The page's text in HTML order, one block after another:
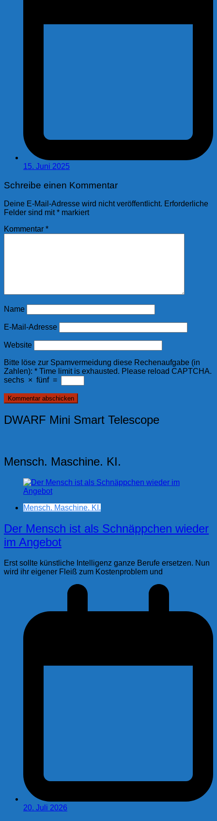
15. Juni 2025
Schreibe einen Kommentar
Deine E-Mail-Adresse wird nicht veröffentlicht. Erforderliche
Felder sind mit* markiert
Kommentar *
Name
E-Mail-Adresse
Website
Bitte löse zur Spamvermeidung diese Rechenaufgabe (in
Zahlen): * Time limit is exhausted. Please reload CAPTCHA.
sechs × fünf =
DWARF Mini Smart Telescope
Mensch. Maschine. KI.
Mensch. Maschine. KI.
Der Mensch ist als Schnäppchen wieder
im Angebot
Erst sollte künstliche Intelligenz ganze Berufe ersetzen. Nun
wird ihr eigener Fleiß zum Kostenproblem und
20. Juli 2026